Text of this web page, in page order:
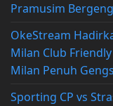
Pramusim
OkeStream
Milan Club
Milan Penuh
Sporting CP vs